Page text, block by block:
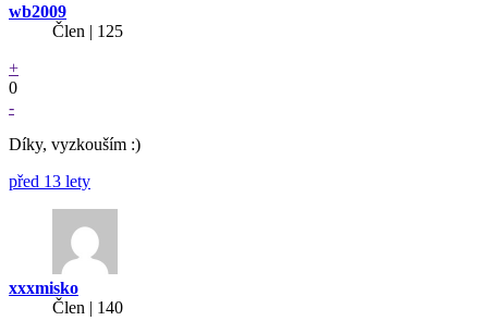
wb2009
Člen | 125
+
0
-
Díky, vyzkouším :)
před 13 lety
xxxmisko
Člen | 140